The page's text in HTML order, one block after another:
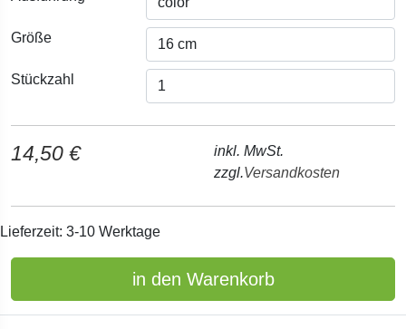
Größe
Stückzahl
14,50 €
inkl. MwSt.
zzgl.Versandkosten
Lieferzeit: 3-10 Werktage
in den Warenkorb